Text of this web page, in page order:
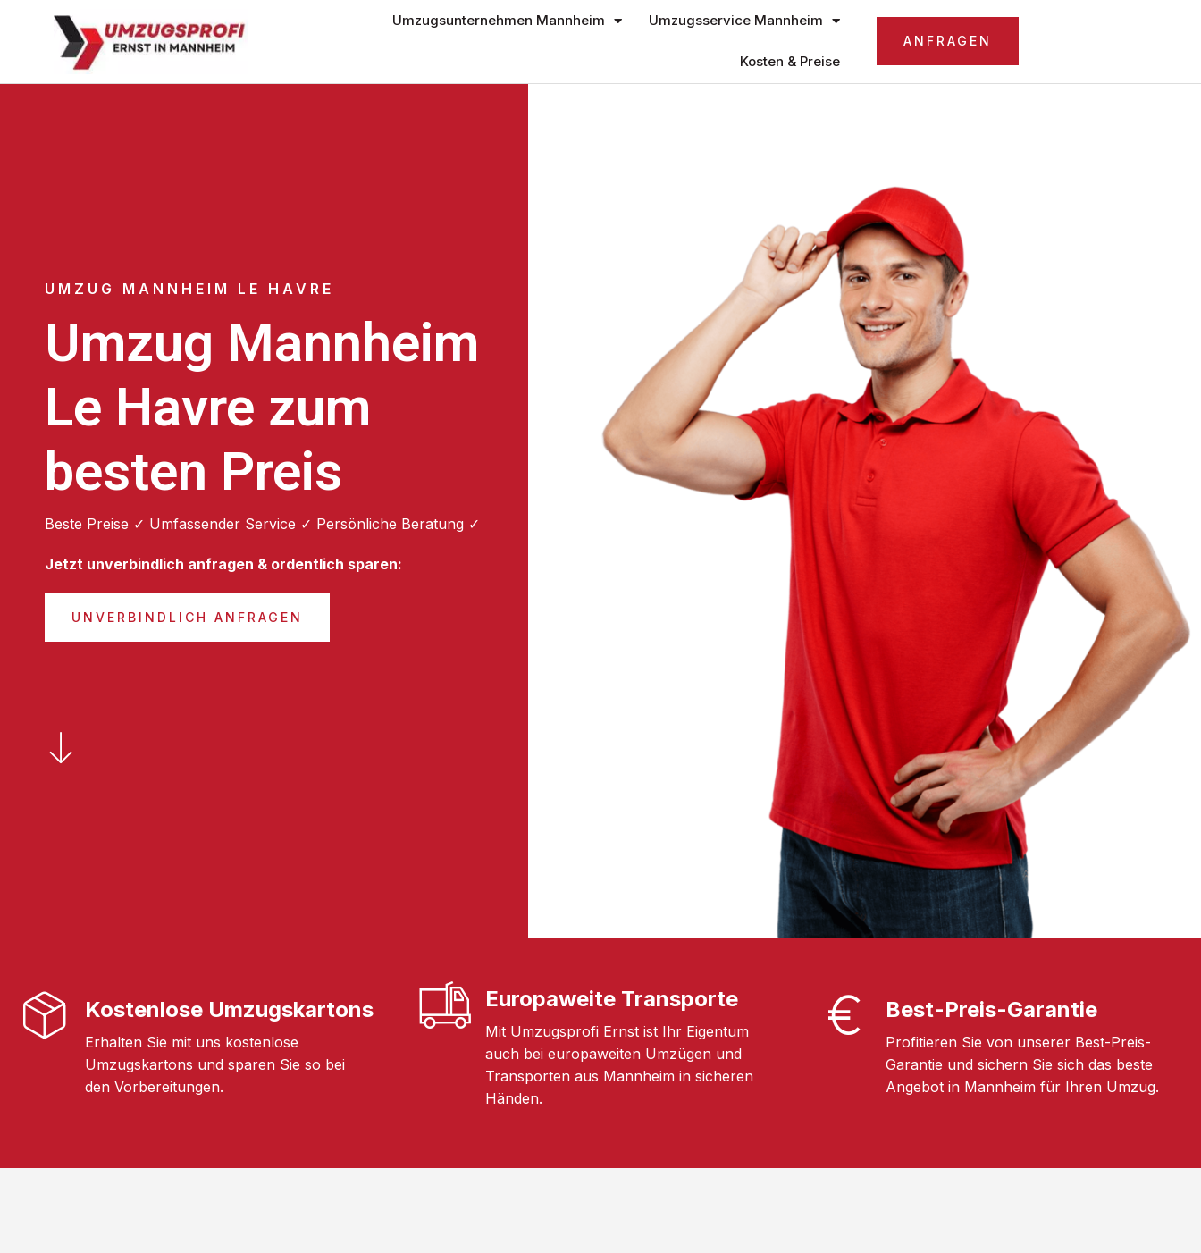
Umzugsunternehmen Mannheim Umzugsservice Mannheim
Kosten & Preise
ANFRAGEN
UMZUG MANNHEIM LE HAVRE
Umzug Mannheim
Le Havre zum
besten Preis
Beste Preise ✓ Umfassender Service ✓ Persönliche Beratung ✓
Jetzt unverbindlich anfragen & ordentlich sparen:
UNVERBINDLICH ANFRAGEN
Kostenlose Umzugskartons
Erhalten Sie mit uns kostenlose
Umzugskartons und sparen Sie so bei
den Vorbereitungen.
Europaweite Transporte
Mit Umzugsprofi Ernst ist Ihr Eigentum
auch bei europaweiten Umzügen und
Transporten aus Mannheim in sicheren
Händen.
Best-Preis-Garantie
Profitieren Sie von unserer Best-Preis-
Garantie und sichern Sie sich das beste
Angebot in Mannheim für Ihren Umzug.